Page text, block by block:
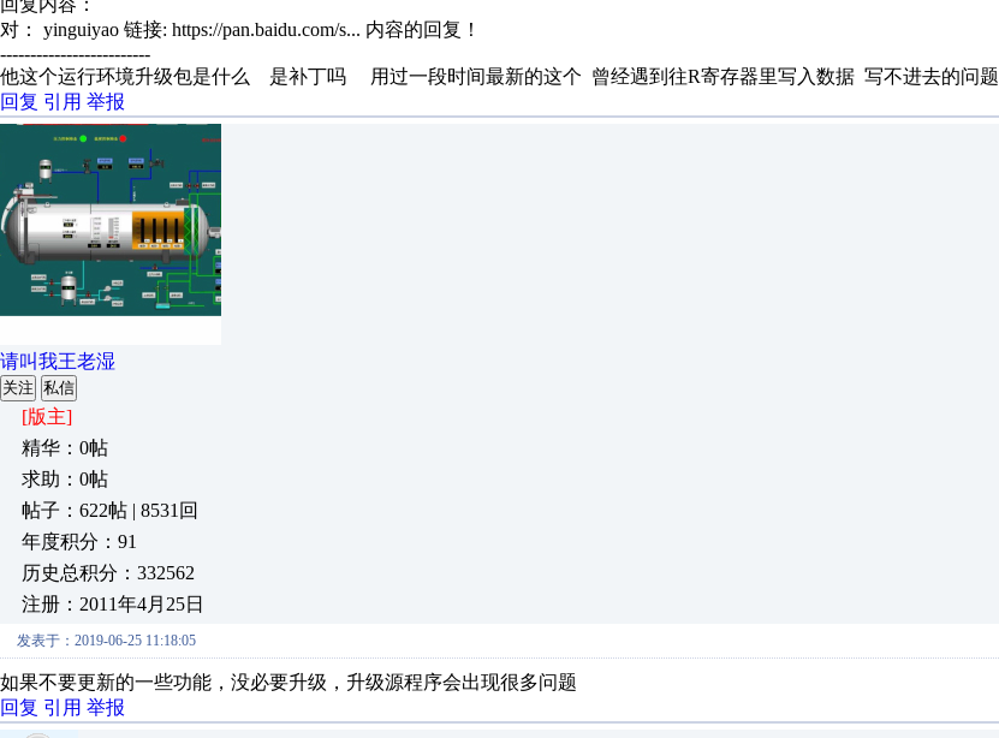
回复内容：
对： yinguiyao 链接: https://pan.baidu.com/s... 内容的回复！
-------------------------
他这个运行环境升级包是什么 是补丁吗 用过一段时间最新的这个 曾经遇到往R寄存器里写入数据 写不进去的问题
回复 引用 举报
请叫我王老湿
关注 私信
[版主]
精华：0帖
求助：0帖
帖子：622帖 | 8531回
年度积分：91
历史总积分：332562
注册：2011年4月25日
发表于：2019-06-25 11:18:05
如果不要更新的一些功能，没必要升级，升级源程序会出现很多问题
回复 引用 举报